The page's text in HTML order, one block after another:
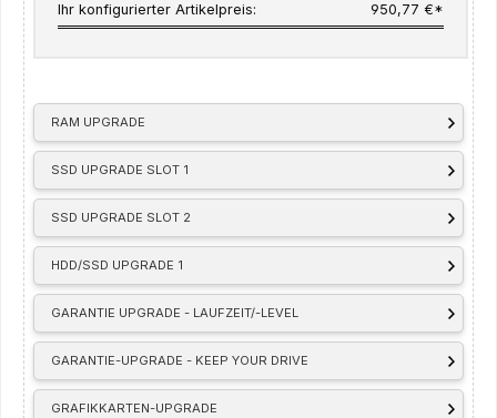
RAM UPGRADE
SSD UPGRADE SLOT 1
SSD UPGRADE SLOT 2
HDD/SSD UPGRADE 1
GARANTIE UPGRADE - LAUFZEIT/-LEVEL
GARANTIE-UPGRADE - KEEP YOUR DRIVE
GRAFIKKARTEN-UPGRADE
Ihr konfigurierter Artikelpreis: 950,77 €*